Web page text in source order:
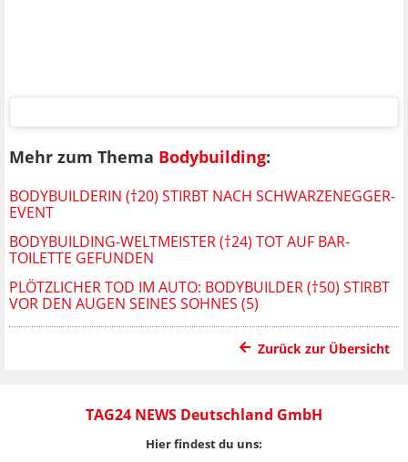
Mehr zum Thema Bodybuilding:
BODYBUILDERIN (†20) STIRBT NACH SCHWARZENEGGER-
EVENT
BODYBUILDING-WELTMEISTER (†24) TOT AUF BAR-
TOILETTE GEFUNDEN
PLÖTZLICHER TOD IM AUTO: BODYBUILDER (†50) STIRBT
VOR DEN AUGEN SEINES SOHNES (5)
Zurück zur Übersicht
TAG24 NEWS Deutschland GmbH
Hier findest du uns: